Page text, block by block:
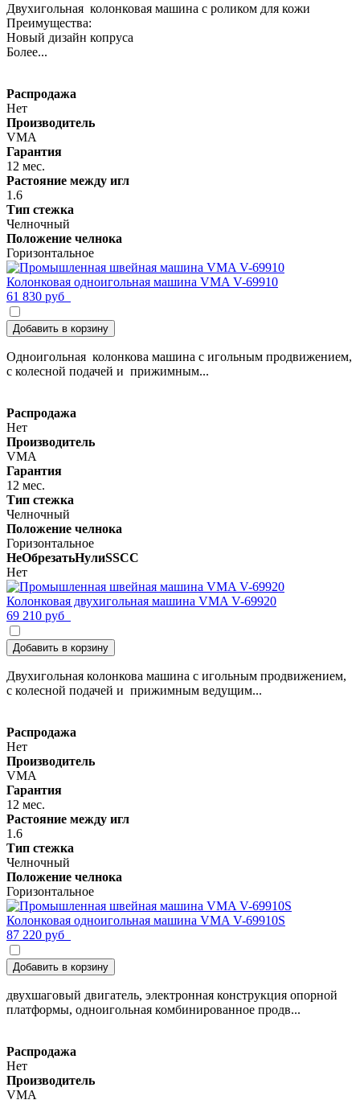
Двухигольная колонковая машина с роликом для кожи
Преимущества:
Новый дизайн копруса
Более...
Распродажа
Нет
Производитель
VMA
Гарантия
12 мес.
Растояние между игл
1.6
Тип стежка
Челночный
Положение челнока
Горизонтальное
Колонковая одноигольная машина VMA V-69910
61 830 руб
Добавить в корзину
Одноигольная колонкова машина с игольным продвижением,
с колесной подачей и прижимным...
Распродажа
Нет
Производитель
VMA
Гарантия
12 мес.
Тип стежка
Челночный
Положение челнока
Горизонтальное
НеОбрезатьНулиSSCC
Нет
Колонковая двухигольная машина VMA V-69920
69 210 руб
Добавить в корзину
Двухигольная колонкова машина с игольным продвижением,
с колесной подачей и прижимным ведущим...
Распродажа
Нет
Производитель
VMA
Гарантия
12 мес.
Растояние между игл
1.6
Тип стежка
Челночный
Положение челнока
Горизонтальное
Колонковая одноигольная машина VMA V-69910S
87 220 руб
Добавить в корзину
двухшаговый двигатель, электронная конструкция опорной
платформы, одноигольная комбинированное продв...
Распродажа
Нет
Производитель
VMA